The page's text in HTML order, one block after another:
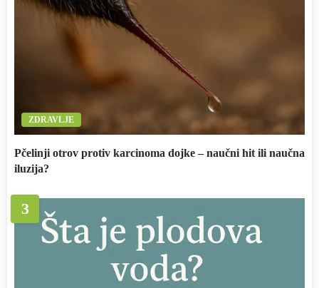
ZDRAVLJE
Pčelinji otrov protiv karcinoma dojke – naučni hit ili naučna
iluzija?
3